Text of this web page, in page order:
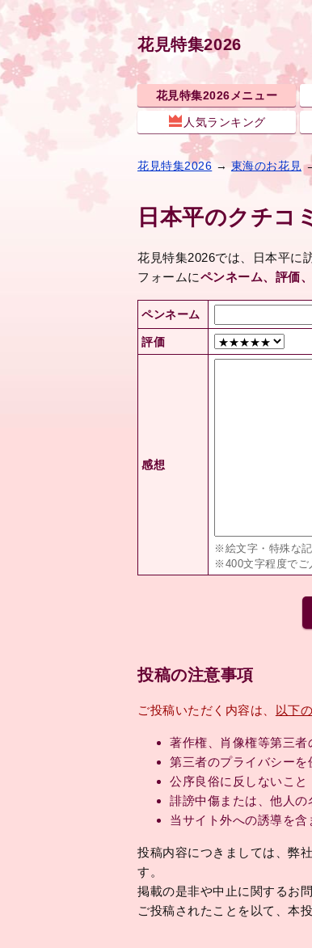
花見特集2026
花見特集2026メニュー
人気ランキング
花見特集2026 → 東海のお花見
日本平のクチコ
花見特集2026では、日本平に
フォームにペンネーム、評価
ペンネーム
評価
感想
※絵文字・特殊な
※400文字程度でご
投稿の注意事項
ご投稿いただく内容は、 以下
著作権、肖像権等第三者
第三者のプライバシーを
公序良俗に反しないこと
誹謗中傷または、他人
当サイト外への誘導を含
投稿内容につきましては、弊
す。
掲載の是非や中止に関するお
ご投稿されたことを以て、本